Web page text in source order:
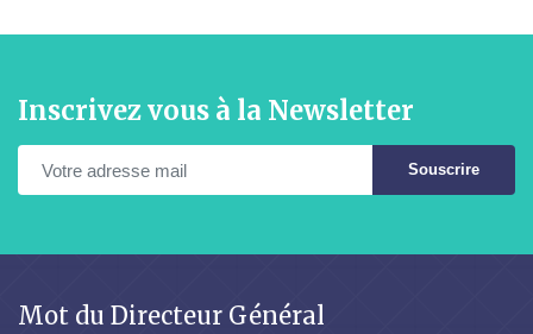
Inscrivez vous à la Newsletter
Souscrire
Mot du Directeur Général